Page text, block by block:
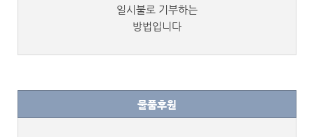
일시불로 기부하는
방법입니다
물품후원